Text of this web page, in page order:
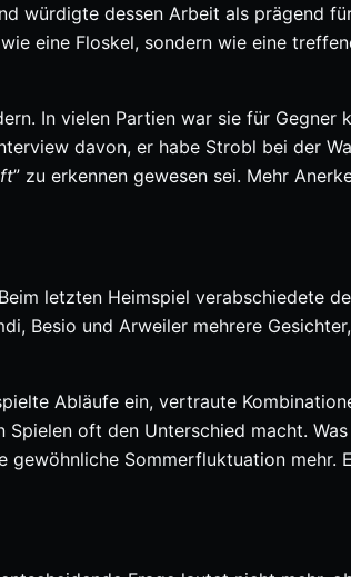
würdigte dessen Arbeit als prägend
eine Floskel, sondern wie eine
In vielen Partien war sie für Gegner
davon, er habe Strobl bei der
” zu erkennen gewesen sei. Mehr
letzten Heimspiel verabschiedete
Besio und Arweiler mehrere
Abläufe ein, vertraute
oft den Unterschied macht.
Sommerfluktuation mehr.